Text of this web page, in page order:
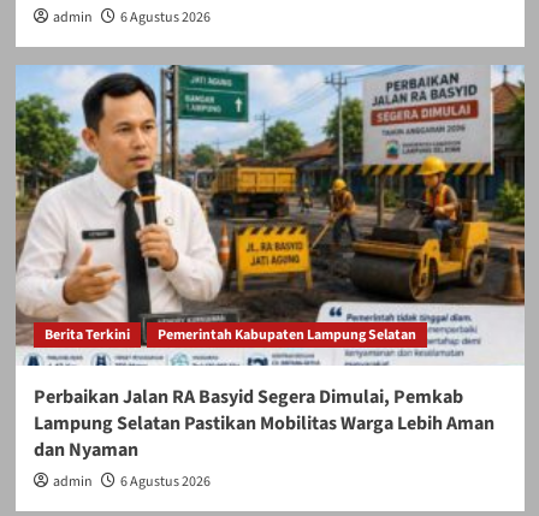
admin 6 Agustus 2026
Berita Terkini Pemerintah Kabupaten Lampung Selatan
Perbaikan Jalan RA Basyid Segera Dimulai, Pemkab
Lampung Selatan Pastikan Mobilitas Warga Lebih Aman
dan Nyaman
admin 6 Agustus 2026